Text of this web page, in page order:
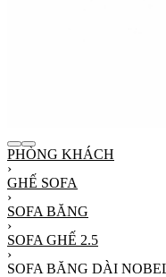
PHÒNG KHÁCH
›
GHẾ SOFA
›
SOFA BĂNG
›
SOFA GHẾ 2.5
›
SOFA BĂNG DÀI